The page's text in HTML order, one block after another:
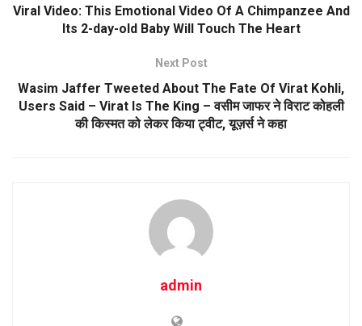
Viral Video: This Emotional Video Of A Chimpanzee And
Its 2-day-old Baby Will Touch The Heart
Next Post
Wasim Jaffer Tweeted About The Fate Of Virat Kohli,
Users Said – Virat Is The King – वसीम जाफर ने विराट कोहली
की किस्मत को लेकर किया ट्वीट, यूज़र्स ने कहा
admin